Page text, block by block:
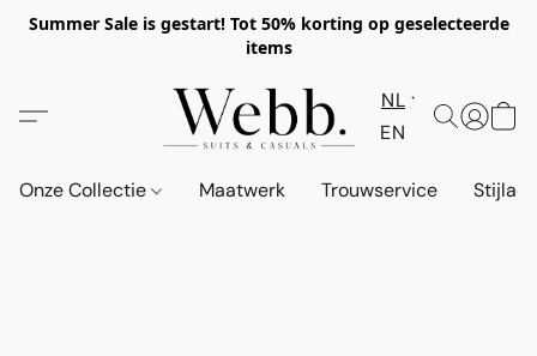
Summer Sale is gestart! Tot 50% korting op geselecteerde
items
NL
EN
Onze Collectie Maatwerk Trouwservice